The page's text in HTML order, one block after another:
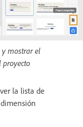
y mostrar el
proyecto
la lista de